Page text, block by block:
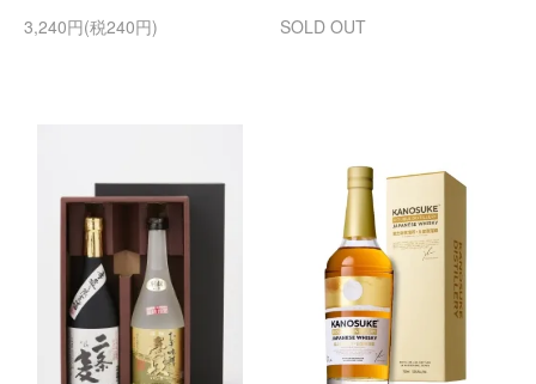
3,240円(税240円) SOLD OUT